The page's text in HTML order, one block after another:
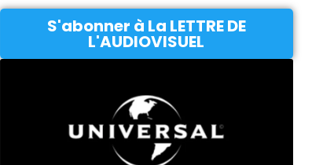
S'abonner à La LETTRE DE
L'AUDIOVISUEL